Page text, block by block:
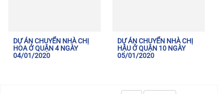
DỰ ÁN CHUYỂN NHÀ CHỊ
HOA Ở QUẬN 4 NGÀY
04/01/2020
DỰ ÁN CHUYỂN NHÀ CHỊ
HẬU Ở QUẬN 10 NGÀY
05/01/2020